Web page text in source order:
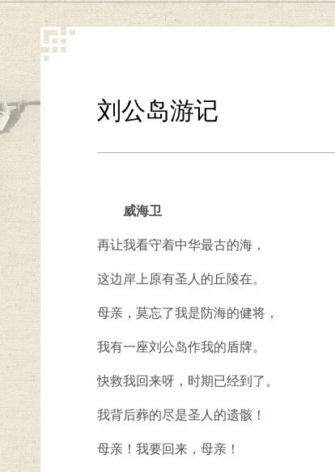
刘公岛游记
威海卫
再让我看守着中华最古的海，
这边岸上原有圣人的丘陵在。
母亲，莫忘了我是防海的健将，
我有一座刘公岛作我的盾牌。
快救我回来呀，时期已经到了。
我背后葬的尽是圣人的遗骸！
母亲！我要回来，母亲！